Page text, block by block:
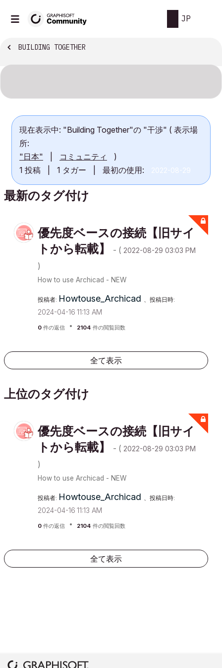
JP
BUILDING TOGETHER
現在表示中: "Building Together"の "干渉" ( 表示場
所:
"日本"
コミュニティ
)
1 投稿
1 タガー 最初の使用: ‎2022-08-29
最新のタグ付け
優先度ベースの接続【旧サイ
トから転載】
- ( ‎2022-08-29 03:03 PM
)
How to use Archicad - NEW
投稿者: Howtouse_Archicad 、投稿日時:
‎2024-04-16 11:13 AM
0 件の返信 2104 件の閲覧回数
全て表示
上位のタグ付け
優先度ベースの接続【旧サイ
トから転載】
- ( ‎2022-08-29 03:03 PM
)
How to use Archicad - NEW
投稿者: Howtouse_Archicad 、投稿日時:
‎2024-04-16 11:13 AM
0 件の返信 2104 件の閲覧回数
全て表示